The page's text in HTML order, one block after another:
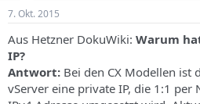
l
e
r
d
e
s
T
n
d
a
7. Okt. 2015
Aus Hetzner DokuWiki: Warum
IP?
Antwort: Bei den CX Modellen ist
vServer eine private IP, die 1:1 per